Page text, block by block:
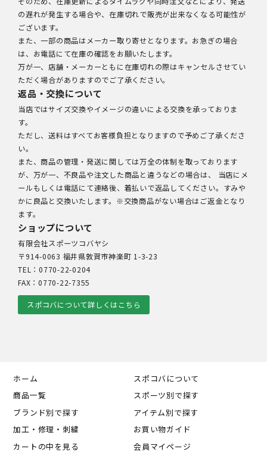
の遅れが発生する場合や、在庫切れで販売が出来なくなる可能性が
ございます。
また、一部の商品はメーカー取り寄せとなります。お急ぎの場合
は、お電話にて在庫の確認をお願いたします。
万が一、店舗・メーカーともに在庫切れの際はキャンセルさせてい
ただく場合がありますのでご了承ください。
返品・交換について
当店ではサイズ交換やイメージの違いによる交換を承っておりま
す。
ただし、送料はすべてお客様負担となりますので予めご了承くださ
い。
また、商品の管理・発送に関しては万全の体制を取っております
が、万が一、不良品や注文した商品と違うなどの場合は、 当店にメ
ールもしくは電話にて連絡後、着払いで返品してください。すみや
かに良品と交換いたします。※交換商品がない場合はご返金となり
ます。
ショップについて
有限会社スポーツコバヤシ
〒914-0063 福井県敦賀市神楽町 1-3-23
TEL：0770-22-0204
FAX：0770-22-7355
スポコバについて詳しくはこちら
ホーム
スポコバについて
商品一覧
スポーツ別で探す
ブランド別で探す
アイテム別で探す
加工・修理・刺繍
お買い物ガイド
カートの中を見る
会員マイページ